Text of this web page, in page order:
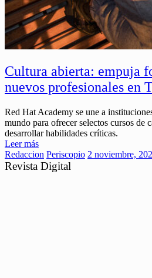
Cultura abierta: empuja
nuevos profesionales en
Red Hat Academy se une a
mundo para ofrecer selectos cursos de
desarrollar habilidades críticas.
Leer más
Redaccion Periscopio 2 noviembre,
Revista Digital